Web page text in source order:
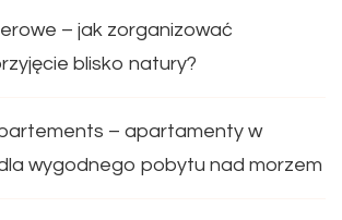
– jak zorganizować
blisko natury?
– apartamenty w
wygodnego pobytu nad morzem